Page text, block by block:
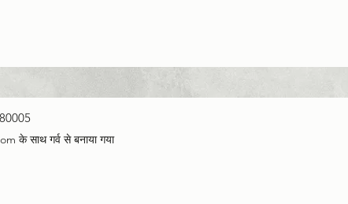
के साथ गर्व से बनाया गया